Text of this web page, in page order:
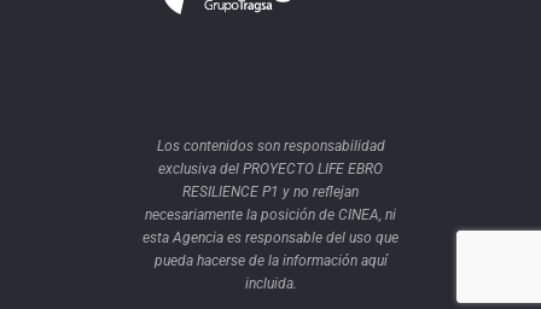
Los contenidos son responsabilidad
exclusiva del PROYECTO LIFE EBRO
RESILIENCE P1 y no reflejan
necesariamente la posición de CINEA, ni
esta Agencia es responsable del uso que
pueda hacerse de la información aquí
incluida.